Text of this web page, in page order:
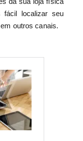
fácil localizar seu
outros canais.